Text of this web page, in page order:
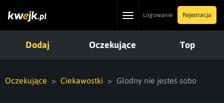
ToggleLogowanie Rejestracja
Dodaj Oczekujące Top
Oczekujące Ciekawostki Głodny nie jesteś sobo